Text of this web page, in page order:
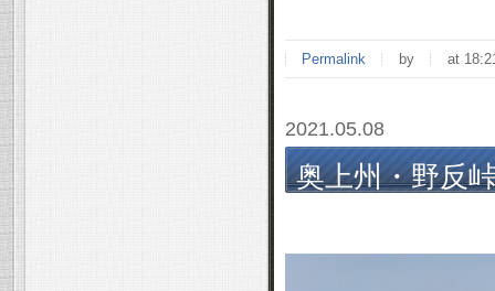
Permalink by at
2021.05.08
奥上州・野反